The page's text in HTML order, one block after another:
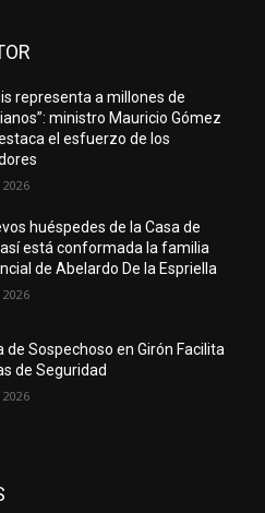
representa a millones de
ministro Mauricio Gómez
el esfuerzo de los
huéspedes de la Casa de
así está conformada la familia
de Abelardo De la Espriella
de Sospechoso en Girón Facilita
de Seguridad